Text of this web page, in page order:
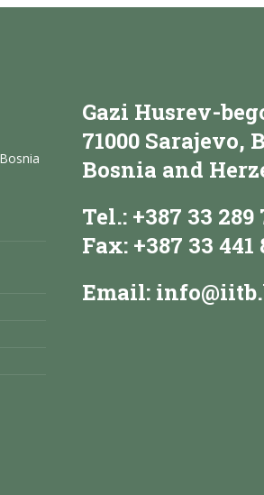
Gazi Husrev-
71000 Sarajevo,
Bosnia and
Tel.: +387 33 289
Fax: +387 33 441
Email: